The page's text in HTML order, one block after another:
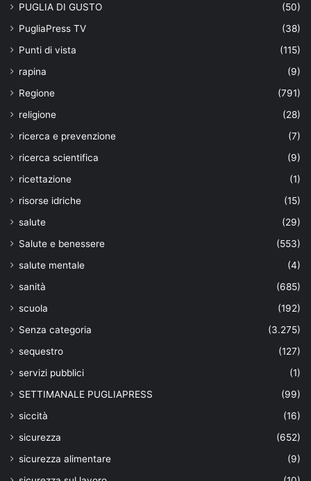
PUGLIA DI GUSTO
(50)
PugliaPress TV
(38)
Punti di vista
(115)
rapina
(9)
Regione
(791)
religione
(28)
ricerca e prevenzione
(7)
ricerca scientifica
(9)
ricettazione
(1)
risorse idriche
(15)
salute
(29)
Salute e benessere
(553)
salute mentale
(4)
sanità
(685)
scuola
(192)
Senza categoria
(3.275)
sequestro
(127)
servizi pubblici
(1)
SETTIMANALE PUGLIAPRESS
(99)
siccità
(16)
sicurezza
(652)
sicurezza alimentare
(9)